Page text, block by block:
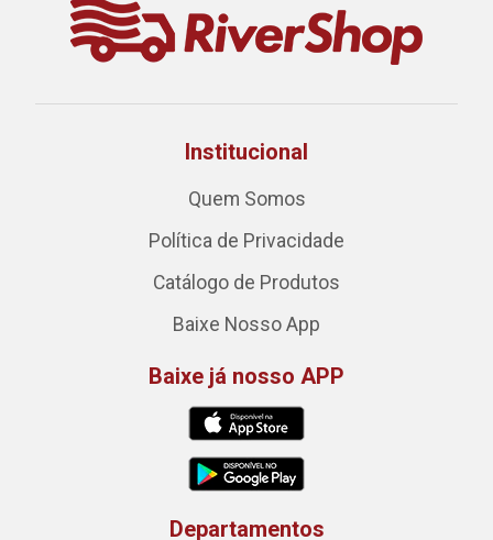
Institucional
Quem Somos
Política de Privacidade
Catálogo de Produtos
Baixe Nosso App
Baixe já nosso APP
Departamentos